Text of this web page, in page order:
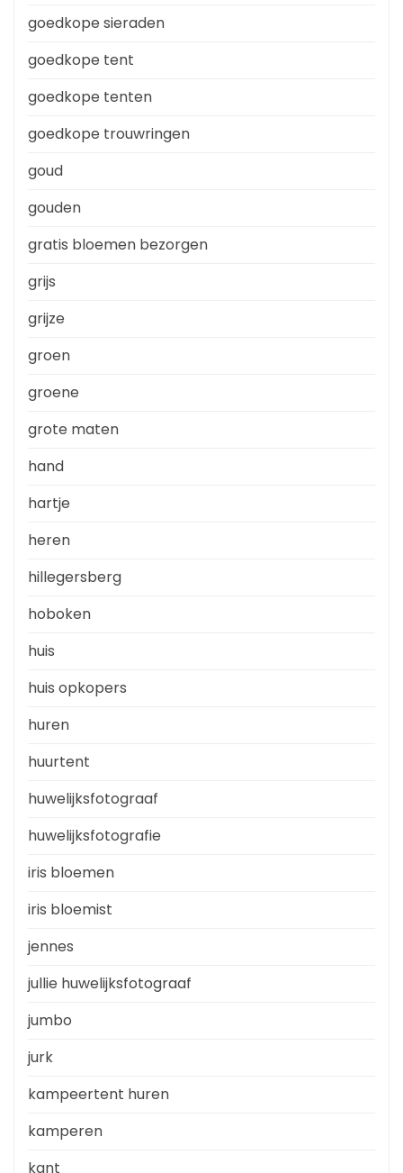
goedkope sieraden
goedkope tent
goedkope tenten
goedkope trouwringen
goud
gouden
gratis bloemen bezorgen
grijs
grijze
groen
groene
grote maten
hand
hartje
heren
hillegersberg
hoboken
huis
huis opkopers
huren
huurtent
huwelijksfotograaf
huwelijksfotografie
iris bloemen
iris bloemist
jennes
jullie huwelijksfotograaf
jumbo
jurk
kampeertent huren
kamperen
kant